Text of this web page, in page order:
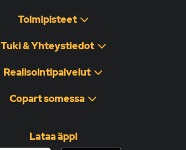
Toimipisteet
Tuki & Yhteystiedot
Realisointipalvelut
Copart somessa
Lataa äppi